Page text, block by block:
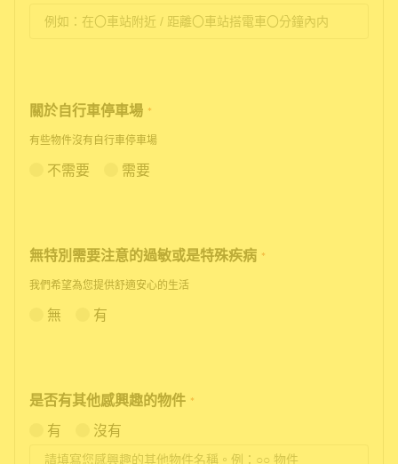
關於自行車停車場 *
有些物件沒有自行車停車場
不需要 需要
無特別需要注意的過敏或是特殊疾病 *
我們希望為您提供舒適安心的生活
無 有
是否有其他感興趣的物件 *
有 沒有